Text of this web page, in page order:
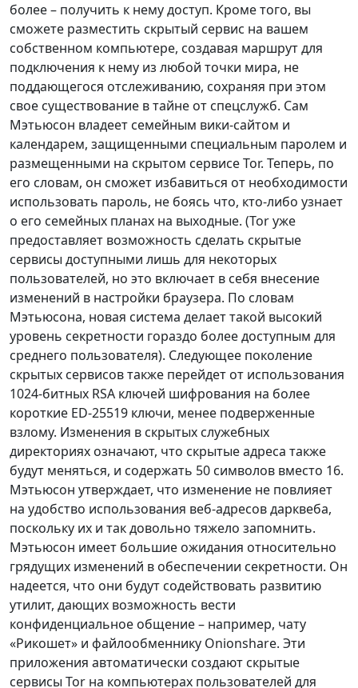
более – получить к нему доступ. Кроме того, вы
сможете разместить скрытый сервис на вашем
собственном компьютере, создавая маршрут для
подключения к нему из любой точки мира, не
поддающегося отслеживанию, сохраняя при этом
свое существование в тайне от спецслужб. Сам
Мэтьюсон владеет семейным вики-сайтом и
календарем, защищенными специальным паролем и
размещенными на скрытом сервисе Tor. Теперь, по
его словам, он сможет избавиться от необходимости
использовать пароль, не боясь что, кто-либо узнает
о его семейных планах на выходные. (Tor уже
предоставляет возможность сделать скрытые
сервисы доступными лишь для некоторых
пользователей, но это включает в себя внесение
изменений в настройки браузера. По словам
Мэтьюсона, новая система делает такой высокий
уровень секретности гораздо более доступным для
среднего пользователя). Следующее поколение
скрытых сервисов также перейдет от использования
1024-битных RSA ключей шифрования на более
короткие ED-25519 ключи, менее подверженные
взлому. Изменения в скрытых служебных
директориях означают, что скрытые адреса также
будут меняться, и содержать 50 символов вместо 16.
Мэтьюсон утверждает, что изменение не повлияет
на удобство использования веб-адресов дарквеба,
поскольку их и так довольно тяжело запомнить.
Мэтьюсон имеет большие ожидания относительно
грядущих изменений в обеспечении секретности. Он
надеется, что они будут содействовать развитию
утилит, дающих возможность вести
конфиденциальное общение – например, чату
«Рикошет» и файлообменнику Onionshare. Эти
приложения автоматически создают скрытые
сервисы Tor на компьютерах пользователей для